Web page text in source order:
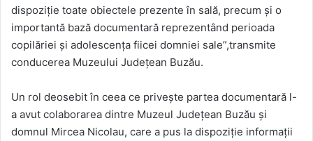
dispoziție toate obiectele prezente în sală, precum și o
importantă bază documentară reprezentând perioada
copilăriei și adolescența fiicei domniei sale”,transmite
conducerea Muzeului Județean Buzău.
Un rol deosebit în ceea ce privește partea documentară l-
a avut colaborarea dintre Muzeul Județean Buzău și
domnul Mircea Nicolau, care a pus la dispoziție informații